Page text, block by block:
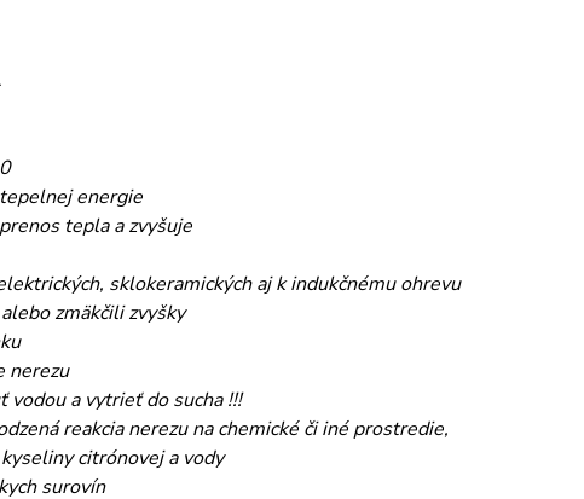
energie
tepla a zvyšuje
sklokeramických aj k indukčnému ohrevu
zmäkčili zvyšky
nerezu
vodou a vytrieť do sucha !!!
reakcia nerezu na chemické či iné prostredie,
citrónovej a vody
surovín